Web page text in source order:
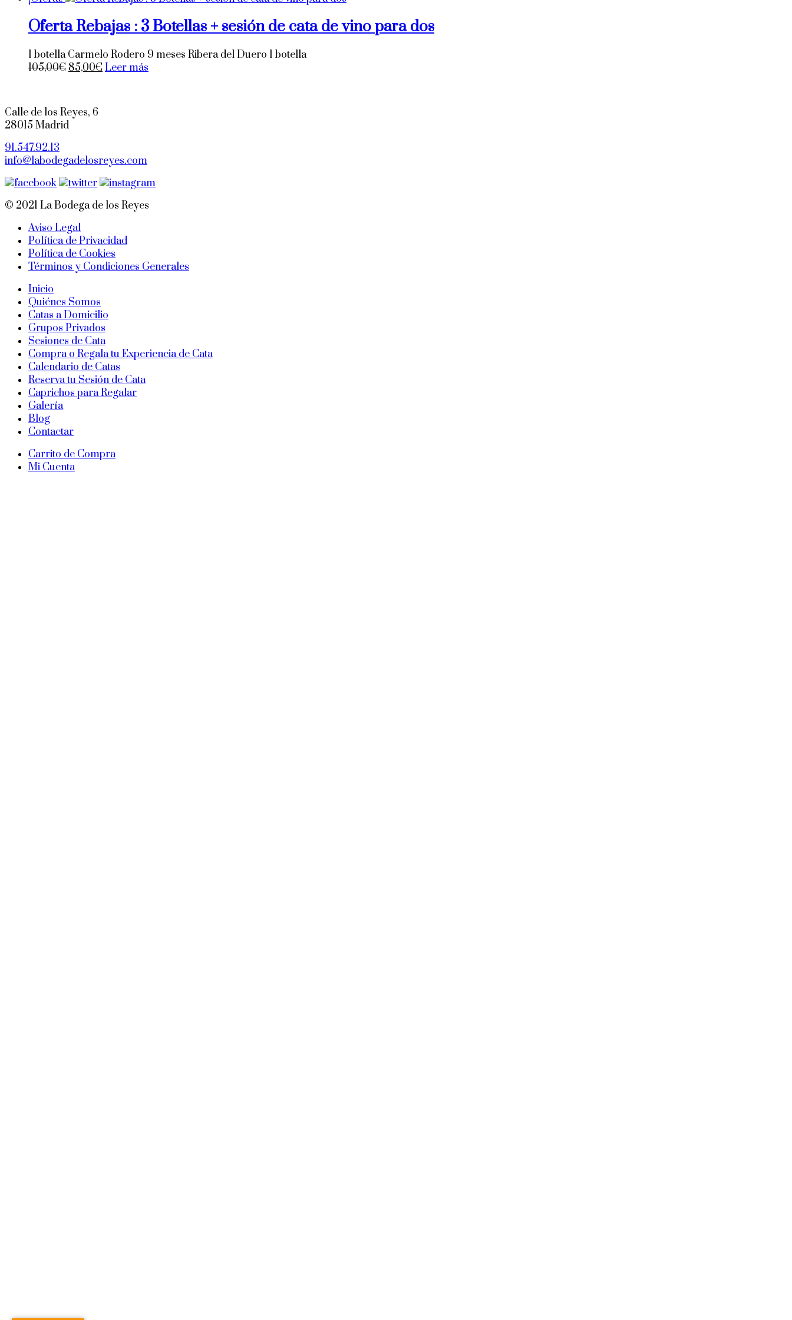
Oferta Rebajas : 3 Botellas + sesión de cata de vino para dos
1 botella Carmelo Rodero 9 meses Ribera del Duero 1 botella
105,00€ El
105,00€.
85,00€ El
Leer más
Calle de los Reyes, 6
28015 Madrid
91.547.92.13
info@labodegadelosreyes.com
© 2021 La Bodega de los Reyes
Aviso Legal
Política de Privacidad
Política de Cookies
Términos y Condiciones Generales
Inicio
Quiénes Somos
Catas a Domicilio
Grupos Privados
Sesiones de Cata
Compra o Regala tu Experiencia de Cata
Calendario de Catas
Reserva tu Sesión de Cata
Caprichos para Regalar
Galería
Blog
Contactar
Carrito de Compra
Mi Cuenta